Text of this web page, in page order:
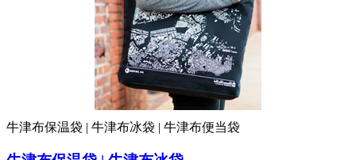
牛津布保温袋 | 牛津布冰袋 | 牛津布便当袋